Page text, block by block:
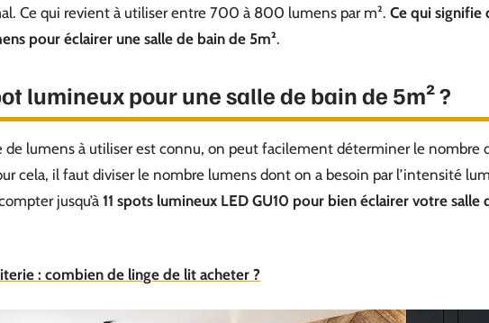
Ce qui revient à utiliser entre 700 à 800 lumens par m². Ce qui signifie
pour éclairer une salle de bain de 5m².
lumineux pour une salle de bain de 5m² ?
de lumens à utiliser est connu, on peut facilement déterminer le nombre
cela, il faut diviser le nombre lumens dont on a besoin par l’intensité
jusqu’à 11 spots lumineux LED GU10 pour bien éclairer votre salle
: combien de linge de lit acheter ?